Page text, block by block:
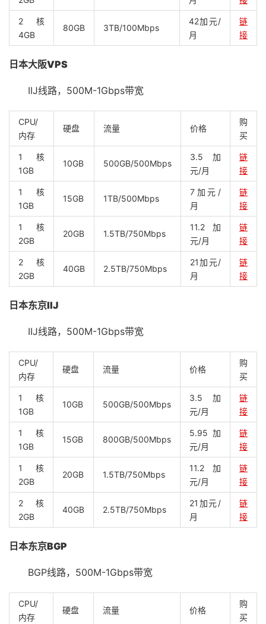
2核
4GB
80GB 3TB/100Mbps
42加元/
月
链
接
日本大阪VPS
IIJ线路，500M-1Gbps带宽
CPU/
内存
硬盘 流量 价格
购
买
1核
1GB
10GB 500GB/500Mbps
3.5加
元/月
链
接
1核
1GB
15GB 1TB/500Mbps
7加元/
月
链
接
1核
2GB
20GB 1.5TB/750Mbps
11.2加
元/月
链
接
2核
2GB
40GB 2.5TB/750Mbps
21加元/
月
链
接
日本东京IIJ
IIJ线路，500M-1Gbps带宽
CPU/
内存
硬盘 流量 价格
购
买
1核
1GB
10GB 500GB/500Mbps
3.5加
元/月
链
接
1核
1GB
15GB 800GB/500Mbps
5.95加
元/月
链
接
1核
2GB
20GB 1.5TB/750Mbps
11.2加
元/月
链
接
2核
2GB
40GB 2.5TB/750Mbps
21加元/
月
链
接
日本东京BGP
BGP线路，500M-1Gbps带宽
CPU/
内存
硬盘 流量 价格
购
买